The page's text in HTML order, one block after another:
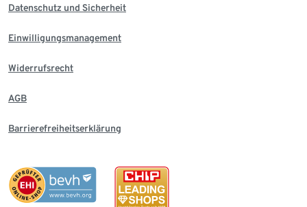
Datenschutz und Sicherheit
Einwilligungsmanagement
Widerrufsrecht
AGB
Barrierefreiheitserklärung